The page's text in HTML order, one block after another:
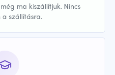
ma kiszállítjuk. Nincs
szállításra.